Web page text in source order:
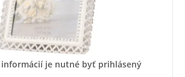
informácií je nutné byť prihlásený